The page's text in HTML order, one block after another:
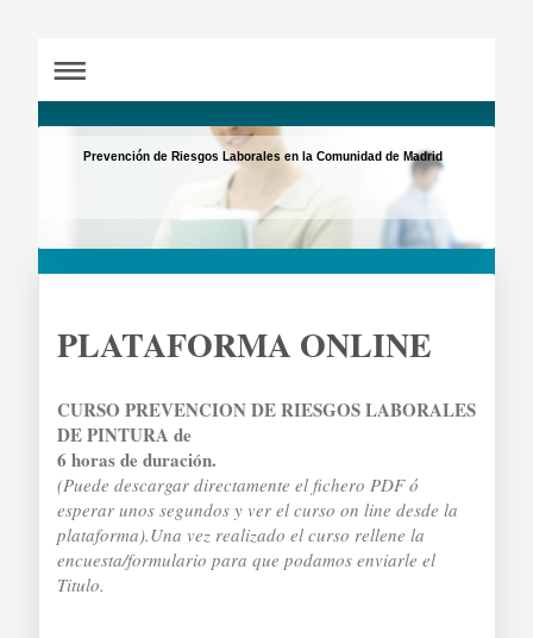
Prevención de Riesgos Laborales en la Comunidad de Madrid
PLATAFORMA ONLINE
CURSO PREVENCION DE RIESGOS LABORALES
DE PINTURA de
6 horas de duración.
(Puede descargar directamente el fichero PDF ó
esperar unos segundos y ver el curso on line desde la
plataforma).Una vez realizado el curso rellene la
encuesta/formulario para que podamos enviarle el
Titulo.